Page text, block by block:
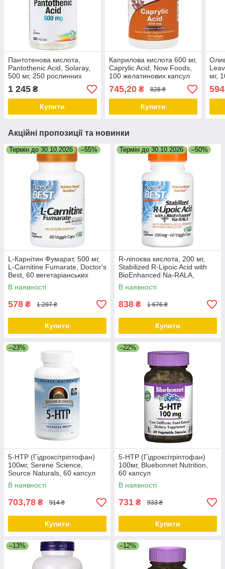
Пантотенова кислота,
Pantothenic Acid, Solaray,
500 мг, 250 рослинних
капсул
1 245 ₴
Купити
Каприлова кислота 600 мг,
Caprylic Acid, Now Foods,
100 желатинових капсул
745,20₴ 828 ₴
Купити
мг,
594
Акційні пропозиції та новинки
Термін до 30.10.2026 –55%
L-Карнітин Фумарат, 500 мг,
L-Carnitine Fumarate, Doctor's
Best, 60 вегетаріанських
капсул
В наявності
578 ₴ 1 297 ₴
Купити
Термін до 30.10.2026 –50%
R-ліпоєва кислота, 200 мг,
Stabilized R-Lipoic Acid with
BioEnhanced Na-RALA,
Doctor's Best, 60
вегетаріанських капсул
В наявності
838 ₴ 1 676 ₴
Купити
–23%
5-HTP (Гідроксітріптофан)
100мг, Serene Science,
Source Naturals, 60 капсул
В наявності
703,78 ₴ 914 ₴
Купити
–22%
5-HTP (Гідроксітріптофан)
100мг, Bluebonnet Nutrition,
60 капсул
В наявності
731 ₴ 933 ₴
Купити
–13% –12%